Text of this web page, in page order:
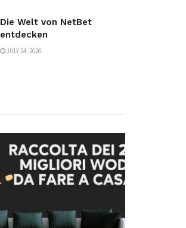
Die Welt von NetBet
entdecken
JULY 24, 2026